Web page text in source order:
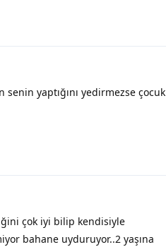
yaptığını yedirmezse çocuk
çok iyi bilip kendisiyle
bahane uyduruyor..2 yaşına